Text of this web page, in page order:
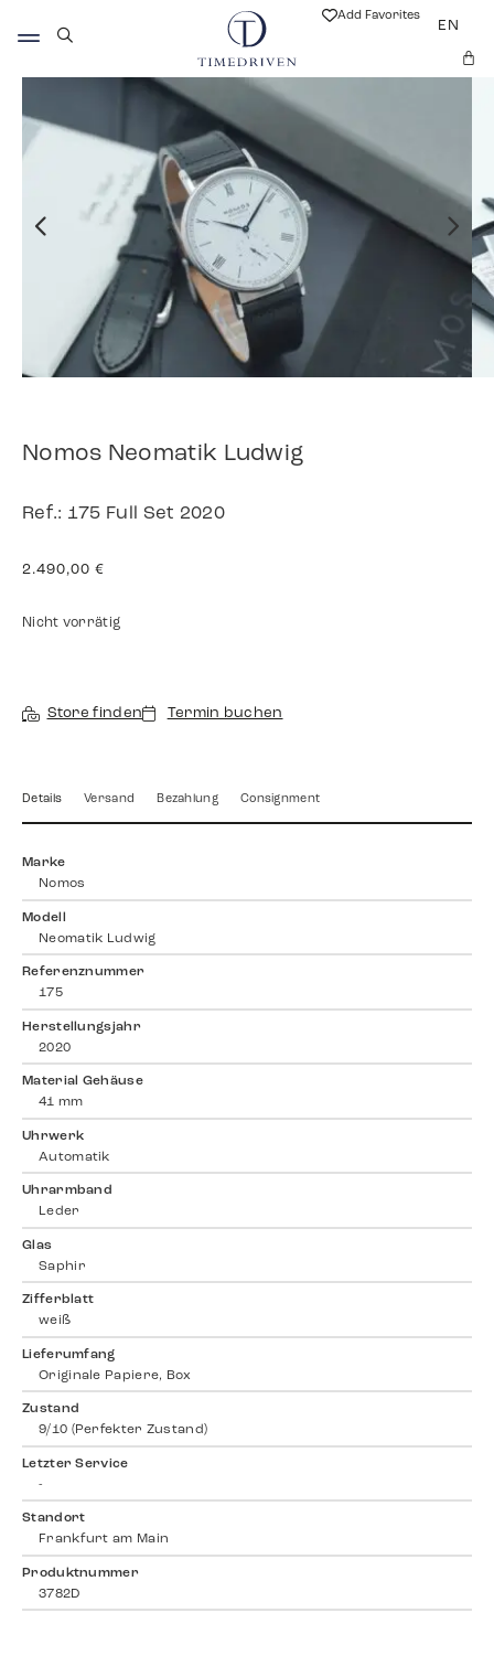
Add Favorites
EN
Nomos Neomatik Ludwig
Ref.: 175 Full Set 2020
2.490,00 €
Nicht vorrätig
Store finden Termin buchen
Details Versand Bezahlung Consignment
Marke
Nomos
Modell
Neomatik Ludwig
Referenznummer
175
Herstellungsjahr
2020
Material Gehäuse
41 mm
Uhrwerk
Automatik
Uhrarmband
Leder
Glas
Saphir
Zifferblatt
weiß
Lieferumfang
Originale Papiere, Box
Zustand
9/10 (Perfekter Zustand)
Letzter Service
-
Standort
Frankfurt am Main
Produktnummer
3782D